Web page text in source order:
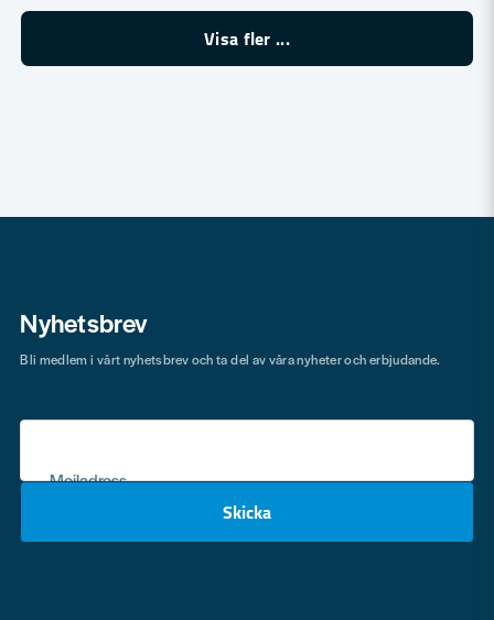
Visa fler ...
Nyhetsbrev
Mejladress
Skicka
Bli medlem i vårt nyhetsbrev och ta del av våra nyheter och erbjudande.